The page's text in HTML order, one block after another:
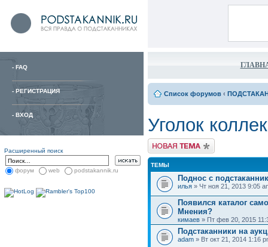
- FAQ
- РЕГИСТРАЦИЯ
- ВХОД
Расширенный поиск
форум web podstakannik.ru
Список форумов ‹
Уголок
ТЕМЫ
Поднос с
илья » Чт ноя 21, 2013 9:05
Появился каталог
Мнения?
кимаев » Пт фев 20, 2015
Подстаканники на
adam » Вт окт 21, 2014 1:16